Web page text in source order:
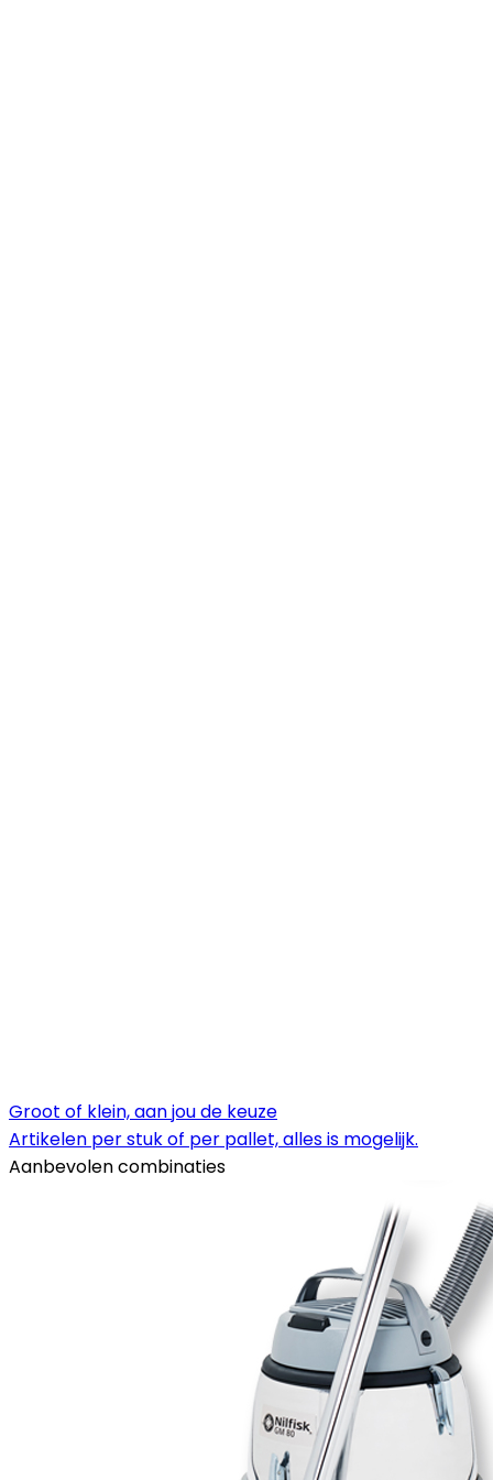
Groot of klein, aan jou de keuze
Artikelen per stuk of per pallet, alles is mogelijk.
Aanbevolen combinaties